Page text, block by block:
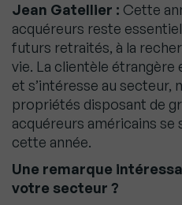
Jean Gatellier : Cette
acquéreurs reste
futurs retraités, à la
vie. La clientèle
et s’intéresse au secteur,
propriétés disposant de
acquéreurs américains se
cette année.
Une remarque
votre secteur ?